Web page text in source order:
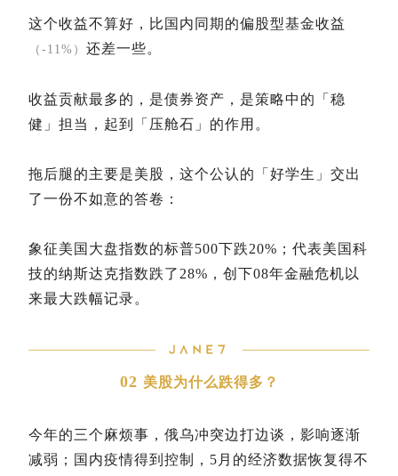
这个收益不算好，比国内同期的偏股型基金收益
（-11%） 还差一些。
收益贡献最多的，是债券资产，是策略中的「稳
健」担当，起到「压舱石」的作用。
拖后腿的主要是美股，这个公认的「好学生」交出
了一份不如意的答卷：
象征美国大盘指数的标普500下跌20%；代表美国科
技的纳斯达克指数跌了28%，创下08年金融危机以
来最大跌幅记录。
02 美股为什么跌得多？
今年的三个麻烦事，俄乌冲突边打边谈，影响逐渐
减弱；国内疫情得到控制，5月的经济数据恢复得不